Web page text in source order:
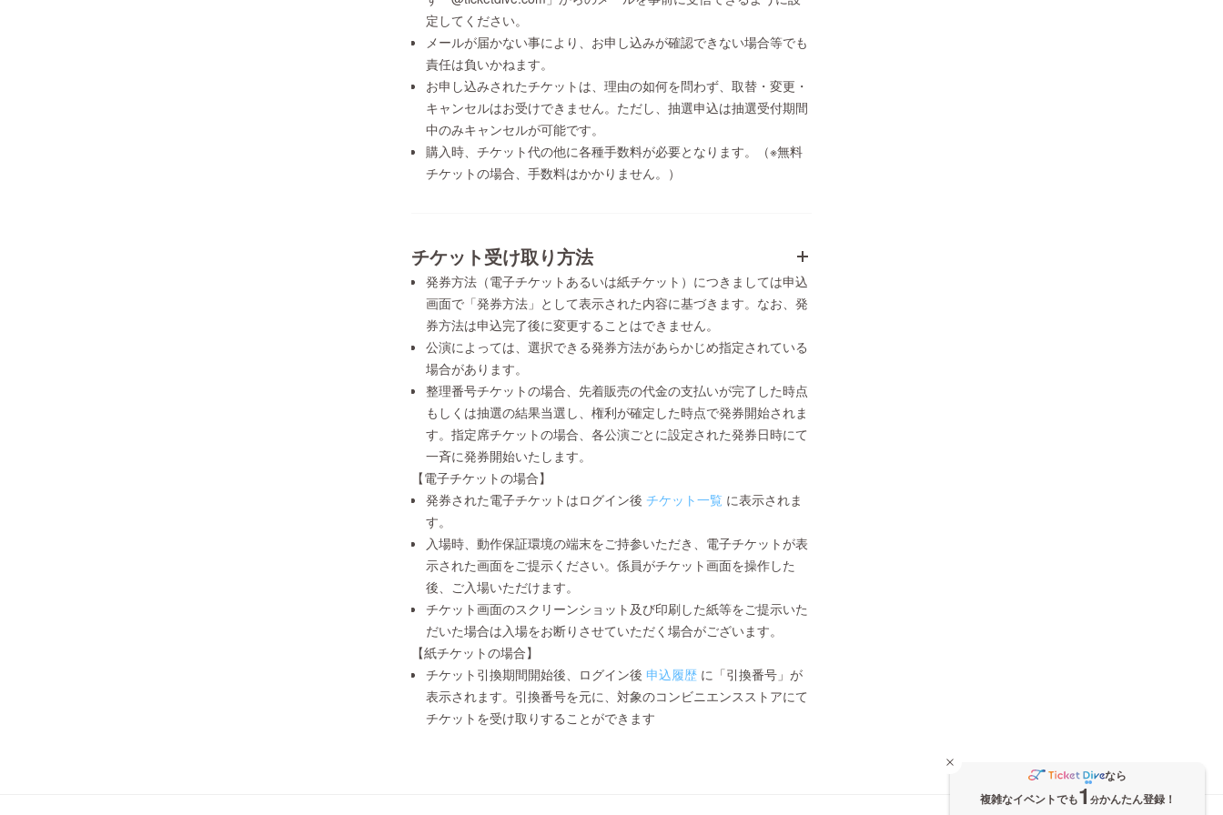
定してください。
メールが届かない事により、お申し込みが確認できない場合等でも
責任は負いかねます。
お申し込みされたチケットは、理由の如何を問わず、取替・変更・
キャンセルはお受けできません。ただし、抽選申込は抽選受付期間
中のみキャンセルが可能です。
購入時、チケット代の他に各種手数料が必要となります。（※無料
チケットの場合、手数料はかかりません。）
チケット受け取り方法
発券方法（電子チケットあるいは紙チケット）につきましては申込
画面で「発券方法」として表示された内容に基づきます。なお、発
券方法は申込完了後に変更することはできません。
公演によっては、選択できる発券方法があらかじめ指定されている
場合があります。
整理番号チケットの場合、先着販売の代金の支払いが完了した時点
もしくは抽選の結果当選し、権利が確定した時点で発券開始されま
す。指定席チケットの場合、各公演ごとに設定された発券日時にて
一斉に発券開始いたします。
【電子チケットの場合】
発券された電子チケットはログイン後 チケット一覧 に表示されま
す。
入場時、動作保証環境の端末をご持参いただき、電子チケットが表
示された画面をご提示ください。係員がチケット画面を操作した
後、ご入場いただけます。
チケット画面のスクリーンショット及び印刷した紙等をご提示いた
だいた場合は入場をお断りさせていただく場合がございます。
【紙チケットの場合】
チケット引換期間開始後、ログイン後 申込履歴 に「引換番号」が
表示されます。引換番号を元に、対象のコンビニエンスストアにて
チケットを受け取りすることができます
なら
複雑なイベントでも1 分かんたん登録！